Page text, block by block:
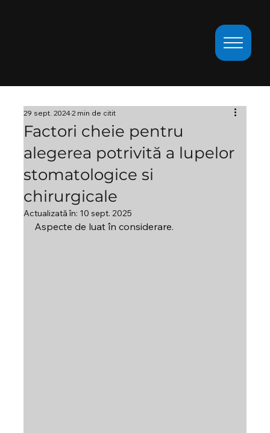
Factori cheie pentru
alegerea potrivită a lupelor
stomatologice si
chirurgicale
29 sept. 20242 min de citit
Actualizată în: 10 sept. 2025
Aspecte de luat în considerare.